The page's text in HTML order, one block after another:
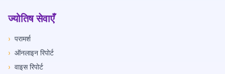
ज्योतिष सेवाएँ
› परामर्श
› ऑनलाइन रिपोर्ट
› वाइस रिपोर्ट